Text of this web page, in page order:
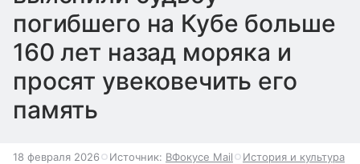
погибшего на Кубе больше
160 лет назад моряка и
просят увековечить его
память
18 февраля 2026 Источник: ВФокусе Mail История и культура